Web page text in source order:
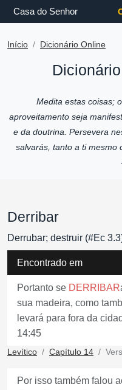
Casa do Senhor
Início Dicionário Online
Medita estas coisas;
aproveitamento seja
e da doutrina. Persevera
salvarás, tanto a ti mesmo
Derribar
Derrubar; destruir (#Ec
Encontrado em
Portanto se DERRIBAR
sua madeira, como
levará para fora da
14:45
Levítico Capítulo 14
Por isso também falou